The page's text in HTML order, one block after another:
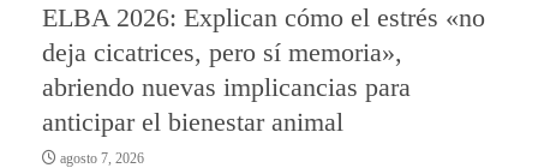
ELBA 2026: Explican cómo el estrés «no
deja cicatrices, pero sí memoria»,
abriendo nuevas implicancias para
anticipar el bienestar animal
agosto 7, 2026